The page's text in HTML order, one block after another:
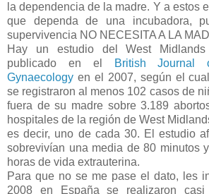
la dependencia de la madre. Y a estos
que dependa de una incubadora,
supervivencia NO NECESITA A LA
Hay un estudio del West Midlands
publicado en el
British Journal
Gynaecology en el 2007, según el
se registraron al menos 102 casos de
fuera de su madre sobre 3.189
hospitales de la región de West
es decir, uno de cada 30. El estudio
sobrevivían una media de 80 minutos
horas de vida extrauterina.
Para que no se me pase el dato, les
2008 en España se realizaron